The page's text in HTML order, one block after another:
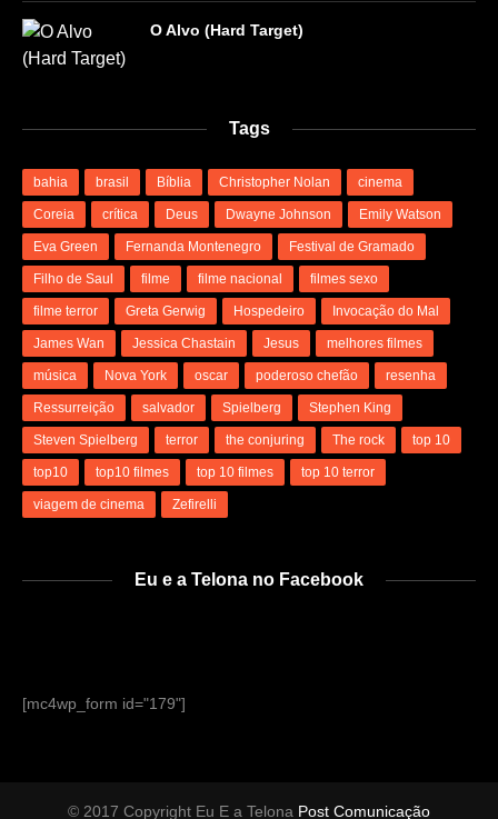
O Alvo (Hard Target)
Tags
bahia brasil Bíblia Christopher Nolan cinema
Coreia crítica Deus Dwayne Johnson Emily Watson
Eva Green Fernanda Montenegro Festival de Gramado
Filho de Saul filme filme nacional filmes sexo
filme terror Greta Gerwig Hospedeiro Invocação do Mal
James Wan Jessica Chastain Jesus melhores filmes
música Nova York oscar poderoso chefão resenha
Ressurreição salvador Spielberg Stephen King
Steven Spielberg terror the conjuring The rock top 10
top10 top10 filmes top 10 filmes top 10 terror
viagem de cinema Zefirelli
Eu e a Telona no Facebook
[mc4wp_form id="179"]
© 2017 Copyright Eu E a Telona Post Comunicação